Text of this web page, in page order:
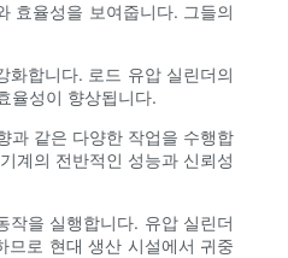
효율성을 보여줍니다. 그들의
합니다. 로드 유압 실린더의
율성이 향상됩니다.
과 같은 다양한 작업을 수행합
계의 전반적인 성능과 신뢰성
작을 실행합니다. 유압 실린더
므로 현대 생산 시설에서 귀중